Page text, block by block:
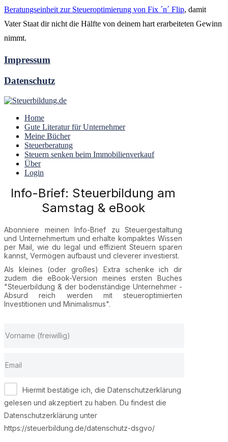
Beratungseinheit zur Steueroptimierung von Fix ´n´ Flip, damit
Vater Staat dir nicht die Hälfte von deinem hart erarbeiteten Gewinn
nimmt.
Impressum
Datenschutz
Home
Gute Literatur für Unternehmer
Meine Bücher
Steuerberatung
Steuern senken beim Immobilienverkauf
Über
Login
Info-Brief: Steuerbildung am
Samstag & eBook
Abonniere meinen Info-Brief zu Steuergestaltung
und Unternehmertum und erhalte kompaktes Wissen
per Mail, wie du legal und effizient Steuern sparen
kannst, Vermögen aufbaust und cleverer investierst.
Als kleines (oder großes) Extra schenke ich dir
zudem die eBook-Version meines ersten Buches
"Steuerbildung & der bodenständige Unternehmer -
Absurd reich werden mit steueroptimierten
Investitionen und Minimalismus".
Hiermit bestätige ich, die Datenschutzerklärung
gelesen und akzeptiert zu haben. Du findest die
Datenschutzerklärung unter
https://steuerbildung.de/datenschutz-dsgvo/